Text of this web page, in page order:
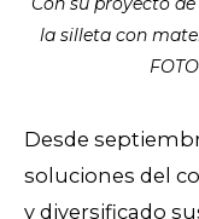
la silleta con
Desde
soluciones del
y diversificado